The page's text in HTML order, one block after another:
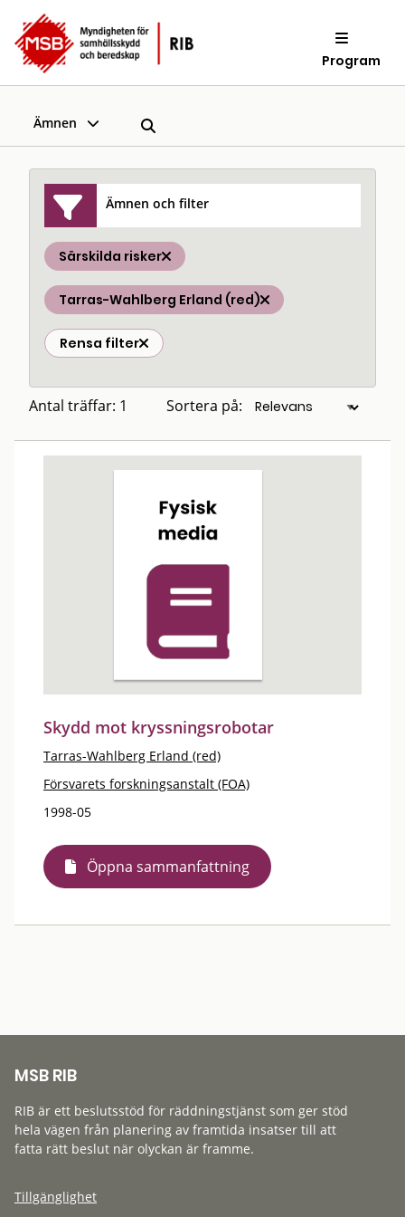
Program
Ämnen
Ämnen och filter
Särskilda risker
Tarras-Wahlberg Erland (red)
Rensa filter
Antal träffar: 1 Sortera på:
Skydd mot kryssningsrobotar
Tarras-Wahlberg Erland (red)
Försvarets forskningsanstalt (FOA)
1998-05
Öppna sammanfattning
MSB RIB
RIB är ett beslutsstöd för räddningstjänst som ger stöd
hela vägen från planering av framtida insatser till att
fatta rätt beslut när olyckan är framme.
Tillgänglighet